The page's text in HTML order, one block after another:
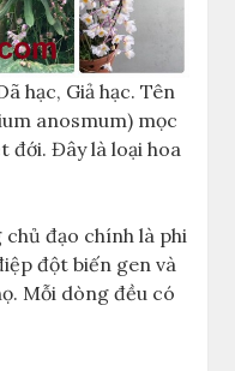
hạc, Giả hạc. Tên
anosmum) mọc
đới. Đây là loại hoa
đạo chính là phi
đột biến gen và
Mỗi dòng đều có